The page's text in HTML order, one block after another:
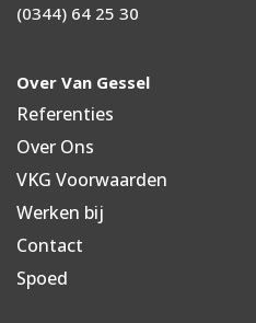
(0344) 64 25 30
Over Van Gessel
Referenties
Over Ons
VKG Voorwaarden
Werken bij
Contact
Spoed